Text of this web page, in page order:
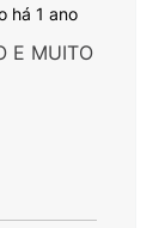
há 1 ano
E MUITO